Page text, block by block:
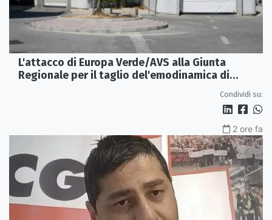
L'attacco di Europa Verde/AVS alla Giunta
Regionale per il taglio del'emodinamica di
Condividi su:
2 ore fa